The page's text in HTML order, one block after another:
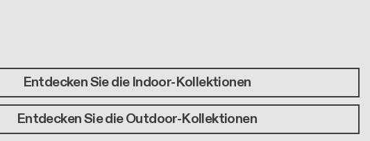
Entdecken Sie die Indoor-Kollektionen
Entdecken Sie die Outdoor-Kollektionen